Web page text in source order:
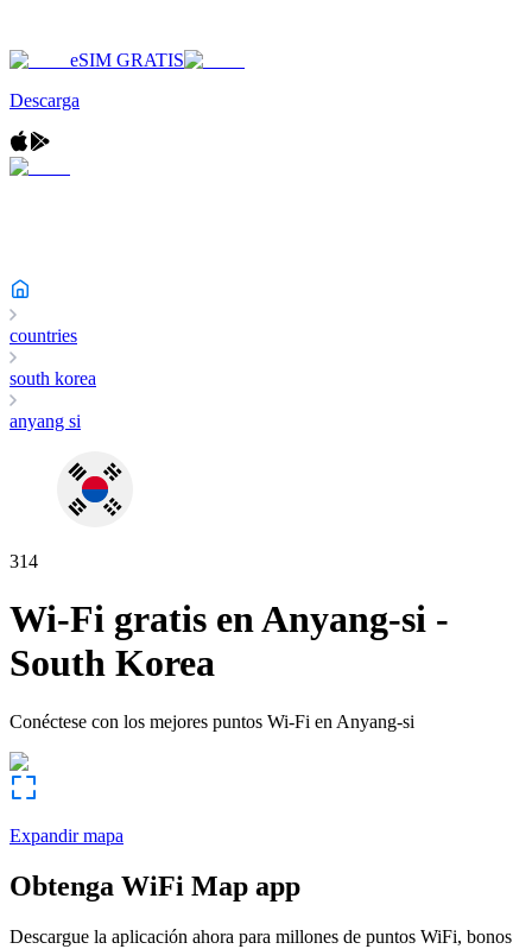
eSIM GRATIS
Descarga
countries
south korea
anyang si
314
Wi-Fi gratis enAnyang-si -
South Korea
Conéctese con los mejores puntos Wi-Fi en Anyang-si
Expandir mapa
Obtenga WiFi Map app
Descargue la aplicación ahora para millones de puntos WiFi, bonos